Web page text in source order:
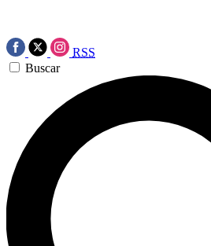
RSS
Buscar